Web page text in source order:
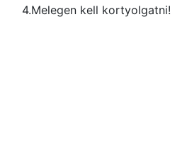
4.Melegen kell kortyolgatni!